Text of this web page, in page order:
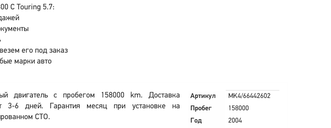
C Touring 5.7:
его под заказ
марки авто
двигатель с пробегом 158000 km. Доставка
3-6 дней. Гарантия месяц при установке на
СТО.
Артикул
MK4/66442602
Пробег
158000
Год
2004